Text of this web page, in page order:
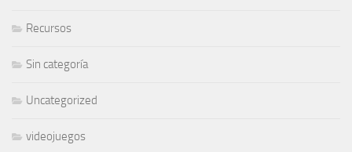
Recursos
Sin categoría
Uncategorized
videojuegos